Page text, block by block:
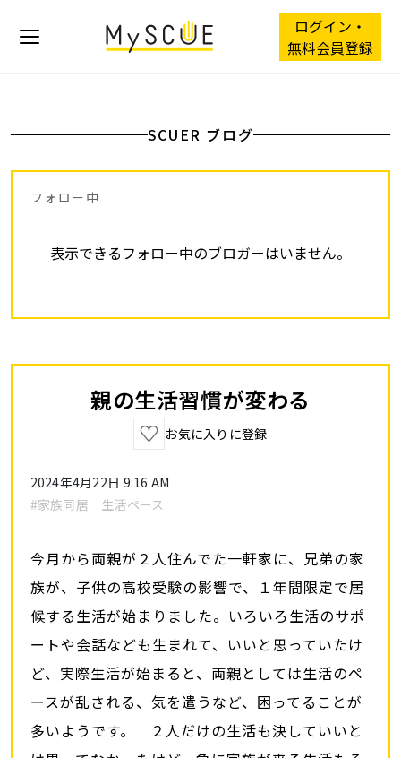
ログイン・
無料会員登録
SCUER ブログ
フォロー中
表示できるフォロー中のブロガーはいません。
親の生活習慣が変わる
お気に入りに登録
2024年4月22日 9:16 AM
#家族同居 生活ペース
今月から両親が２人住んでた一軒家に、兄弟の家
族が、子供の高校受験の影響で、１年間限定で居
候する生活が始まりました。いろいろ生活のサポ
ートや会話なども生まれて、いいと思っていたけ
ど、実際生活が始まると、両親としては生活のペ
ースが乱される、気を遣うなど、困ってることが
多いようです。 ２人だけの生活も決していいと